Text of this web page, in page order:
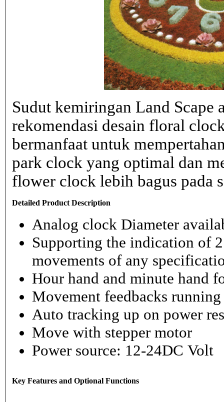
Sudut kemiringan Land Scape
rekomendasi desain floral
bermanfaat untuk
park clock yang optimal dan
flower clock lebih bagus pada
Detailed Product Description
Analog clock Diameter
Supporting the indication of
movements of any
Hour hand and minute hand
Movement feedbacks
Auto tracking up on power
Move with stepper motor
Power source: 12-24DC Volt
Key Features and Optional Functions